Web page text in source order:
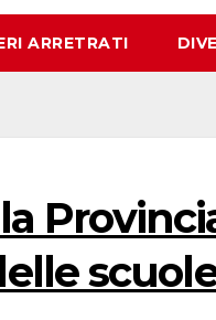
ARRETRATI